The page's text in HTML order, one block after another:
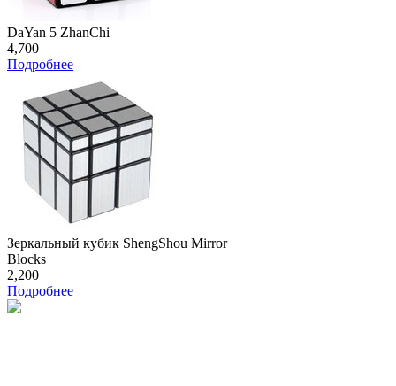
DaYan 5 ZhanChi
4,700
Подробнее
Зеркальный кубик ShengShou Mirror
Blocks
2,200
Подробнее